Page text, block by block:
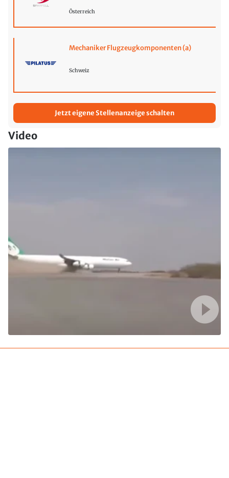
Österreich
Mechaniker Flugzeugkomponenten (a)
Schweiz
Jetzt eigene Stellenanzeige schalten
Video